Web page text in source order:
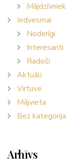
Iedvesmai
Noderīgi
Interesanti
Radoši
Aktuāli
Virtuve
Mājvieta
Bez
Arhīvs